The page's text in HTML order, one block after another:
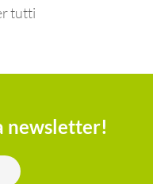
tutti
newsletter!